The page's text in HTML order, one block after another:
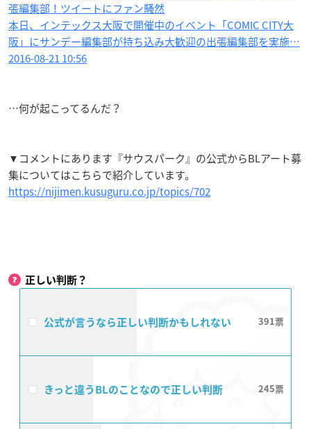
張編集部！ツイートにファン騒然
本日、インテックス大阪で開催中のイベント「COMIC CITY大
阪」にサンデー編集部が持ち込み大歓迎の出張編集部を実施…
2016-08-21 10:56
…何が起こってるんだ？
▼コメントにあります『サウスパーク』の公式からBLアート募
集についてはこちらで紹介しています。
https://nijimen.kusuguru.co.jp/topics/702
正しい判断？
公式が言うなら正しい判断かもしれない 391
きっと違うBLのことなので正しい判断 245